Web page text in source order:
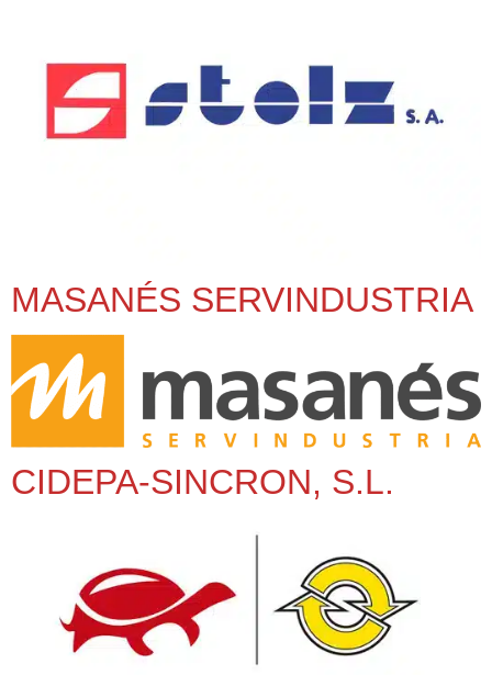
MASANÉS SERVINDUSTRIA
CIDEPA-SINCRON, S.L.